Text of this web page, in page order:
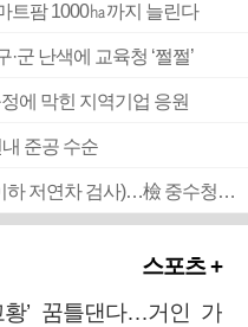
트팜 1000㏊까지 늘린다
난색에 교육청 ‘쩔쩔’
에 막힌 지역기업 응원
준공 수순
■ 검사 신분 버리고 직급하향(10년 이하 저연차 검사)…檢 중수청행 기피
스포츠 +
황’ 꿈틀댄다…거인 가